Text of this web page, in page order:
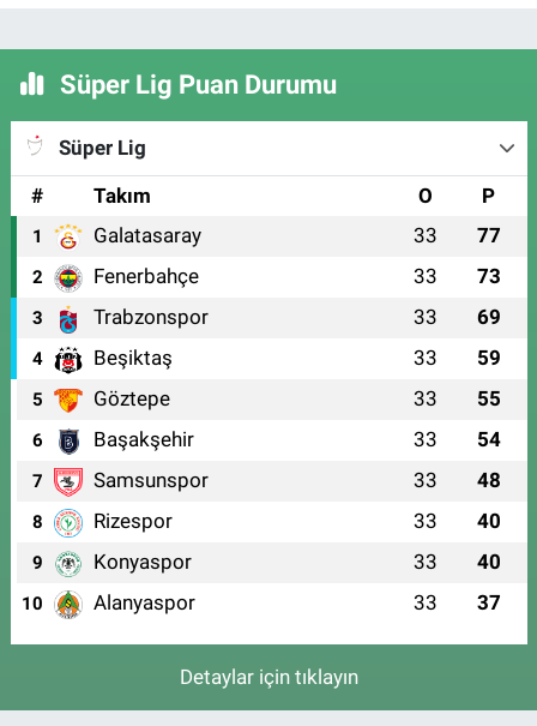
Süper Lig Puan Durumu
Süper Lig
#
Takım O P
1 Galatasaray 33 77
2 Fenerbahçe 33 73
3 Trabzonspor 33 69
4 Beşiktaş 33 59
5 Göztepe 33 55
6 Başakşehir 33 54
7 Samsunspor 33 48
8 Rizespor 33 40
9 Konyaspor 33 40
10 Alanyaspor 33 37
Detaylar için tıklayın